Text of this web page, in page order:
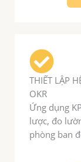
THIẾT LẬP
OKR
Ứng dụng
lược, đo
phòng ban